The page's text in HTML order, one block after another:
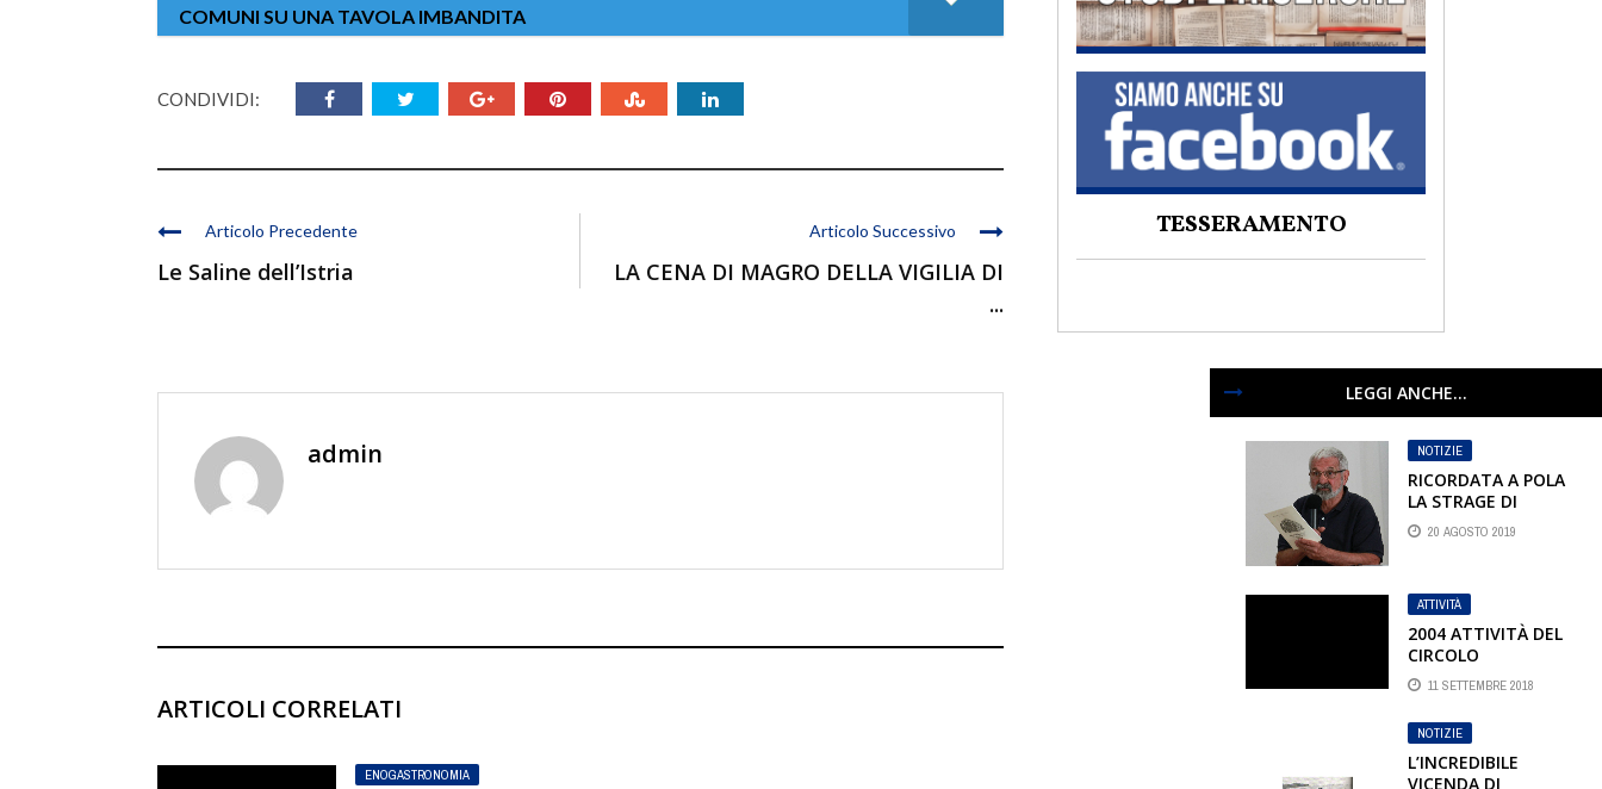
COMUNI SU UNA TAVOLA IMBANDITA
CONDIVIDI:
Articolo Precedente
Le Saline dell’Istria
Articolo Successivo
LA CENA DI MAGRO DELLA VIGILIA DI
...
admin
ARTICOLI CORRELATI
ENOGASTRONOMIA
LEGGI ANCHE...
NOTIZIE
RICORDATA A POLA
LA STRAGE DI
VERGAROLLA
20 AGOSTO 2019
ATTIVITÀ
2004 ATTIVITÀ DEL
CIRCOLO
11 SETTEMBRE 2018
NOTIZIE
L’INCREDIBILE
VICENDA DI
TESSERAMENTO